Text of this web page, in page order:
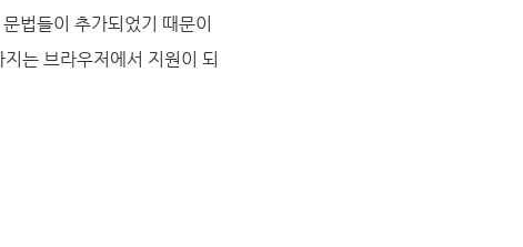
법들이 추가되었기 때문이
는 브라우저에서 지원이 되